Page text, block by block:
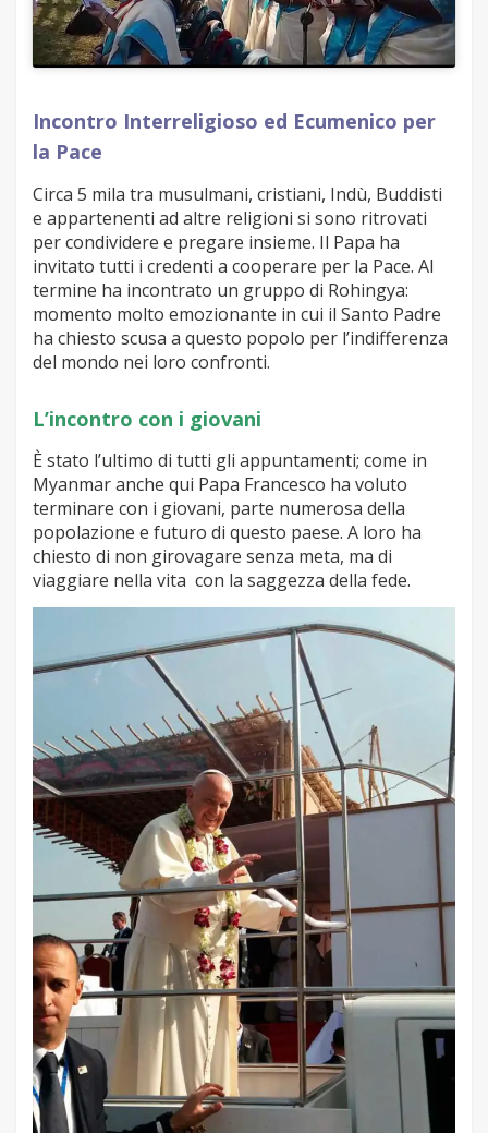
Incontro Interreligioso ed Ecumenico per
la Pace
Circa 5 mila tra musulmani, cristiani, Indù, Buddisti
e appartenenti ad altre religioni si sono ritrovati
per condividere e pregare insieme. Il Papa ha
invitato tutti i credenti a cooperare per la Pace. Al
termine ha incontrato un gruppo di Rohingya:
momento molto emozionante in cui il Santo Padre
ha chiesto scusa a questo popolo per l’indifferenza
del mondo nei loro confronti.
L’incontro con i giovani
È stato l’ultimo di tutti gli appuntamenti; come in
Myanmar anche qui Papa Francesco ha voluto
terminare con i giovani, parte numerosa della
popolazione e futuro di questo paese. A loro ha
chiesto di non girovagare senza meta, ma di
viaggiare nella vita con la saggezza della fede.